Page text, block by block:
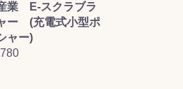
業 E-スクラブラ
ー (充電式小型ポ
ャー)